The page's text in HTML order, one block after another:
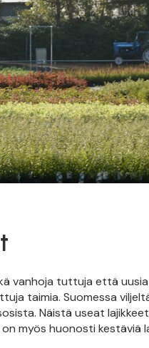
vanhoja tuttuja että
taimia. Suomessa
Näistä useat
myös huonosti kestäviä